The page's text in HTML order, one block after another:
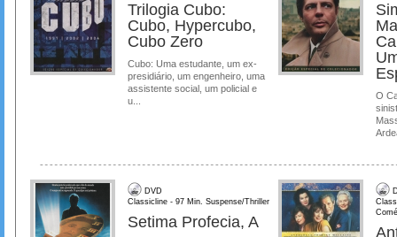
Trilogia Cubo:
Cubo, Hypercubo,
Cubo Zero
Cubo: Uma estudante, um ex-
presidiário, um engenheiro, uma
assistente social, um policial e
u...
O
DVD
Classicline - 97 Min. Suspense/Thriller
Setima Profecia, A